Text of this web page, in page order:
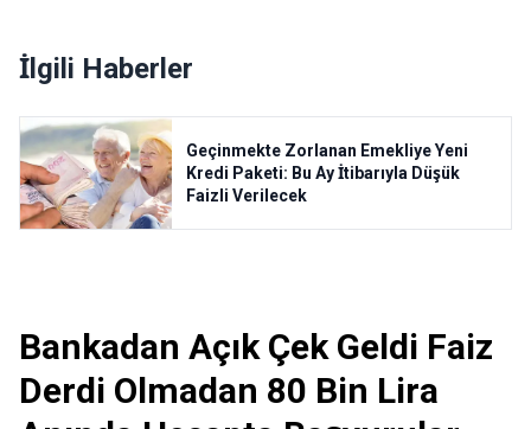
İlgili Haberler
Geçinmekte Zorlanan Emekliye Yeni
Kredi Paketi: Bu Ay İtibarıyla Düşük
Faizli Verilecek
Bankadan Açık Çek Geldi Faiz
Derdi Olmadan 80 Bin Lira